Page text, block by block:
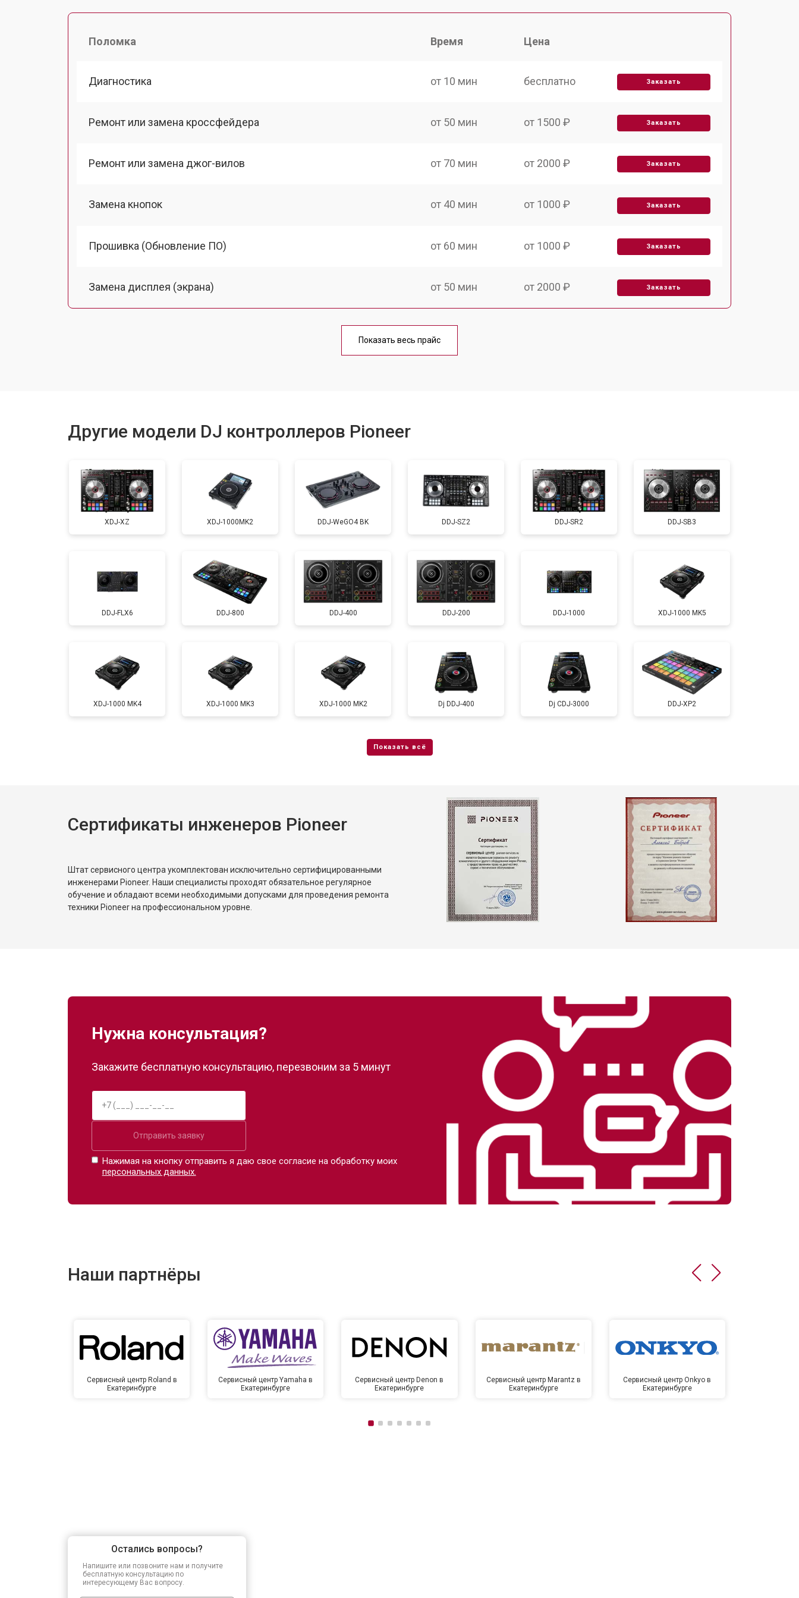
Поломка Время Цена
Диагностика от 10 мин бесплатно Заказать
Ремонт или замена кроссфейдера от 50 мин от 1500 ₽ Заказать
Ремонт или замена джог-вилов от 70 мин от 2000 ₽ Заказать
Замена кнопок от 40 мин от 1000 ₽ Заказать
Прошивка (Обновление ПО) от 60 мин от 1000 ₽ Заказать
Замена дисплея (экрана) от 50 мин от 2000 ₽ Заказать
от 70 мин
Ремонт или замена фейдеров и регуляторов от 60 мин от 1000 ₽ Заказать
Показать весь прайс
Другие модели DJ контроллеров Pioneer
XDJ-XZ XDJ-1000MK2 DDJ-WeGO4 BK DDJ-SZ2 DDJ-SR2 DDJ-SB3
DDJ-FLX6 DDJ-800 DDJ-400 DDJ-200 DDJ-1000 XDJ-1000 MK5
XDJ-1000 MK4 XDJ-1000 MK3 XDJ-1000 MK2 Dj DDJ-400 Dj CDJ-3000 DDJ-XP2
Сертификаты инженеров Pioneer
Штат сервисного центра укомплектован исключительно сертифицированными
инженерами Pioneer. Наши специалисты проходят обязательное регулярное
обучение и обладают всеми необходимыми допусками для проведения ремонта
техники Pioneer на профессиональном уровне.
Нужна консультация?
Закажите бесплатную консультацию, перезвоним за 5 минут
Отправить заявку
Нажимая на кнопку отправить я даю свое согласие на обработку моих
персональных данных.
Наши партнёры
Сервисный центр Roland в
Екатеринбурге
Сервисный центр Yamaha в
Екатеринбурге
Сервисный центр Denon в
Екатеринбурге
Сервисный центр Marantz в
Екатеринбурге
Сервисный центр Onkyo в
Екатеринбурге
Остались вопросы?
Напишите или позвоните нам и получите
бесплатную консультацию по
интересующему Вас вопросу.